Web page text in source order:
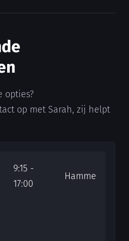
opties?
op met Sarah, zij helpt
9:15 -
17:00
Hamme